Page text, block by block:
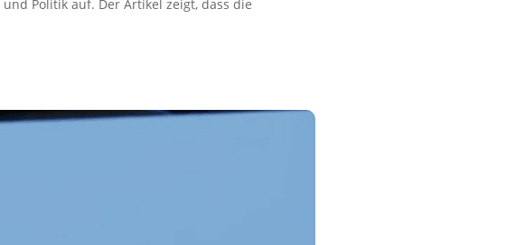
Politik auf. Der Artikel zeigt, dass die